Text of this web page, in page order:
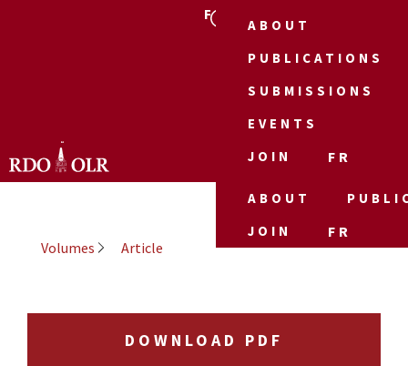
FR
ABOUT
PUBLICATIONS
SUBMISSIONS
EVENTS
JOIN
FR
ABOUT
JOIN
FR
Volumes
Article
DOWNLOAD PDF